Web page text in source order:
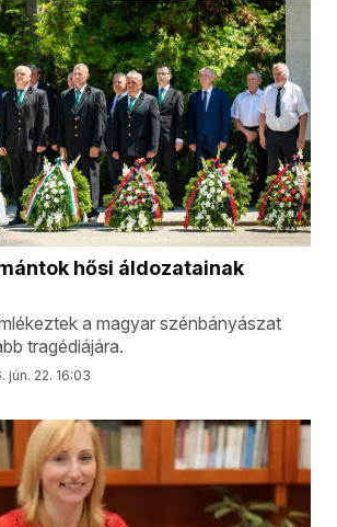
hősi áldozatainak
a magyar szénbányászat
tragédiájára.
jún. 22. 16:03